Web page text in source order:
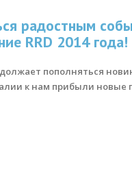
радостным
RRD 2014 года!
пополняться
к нам прибыли новые